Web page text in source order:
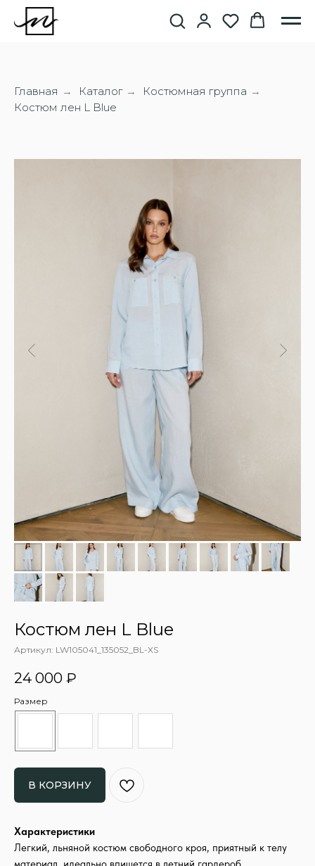
Главная → Каталог → Костюмная группа →
Костюм лен L Blue
Костюм лен L Blue
Артикул: LW105041_135052_BL-XS
24 000 ₽
Размер
В КОРЗИНУ
Характеристики
Легкий, льняной костюм свободного кроя, приятный к телу